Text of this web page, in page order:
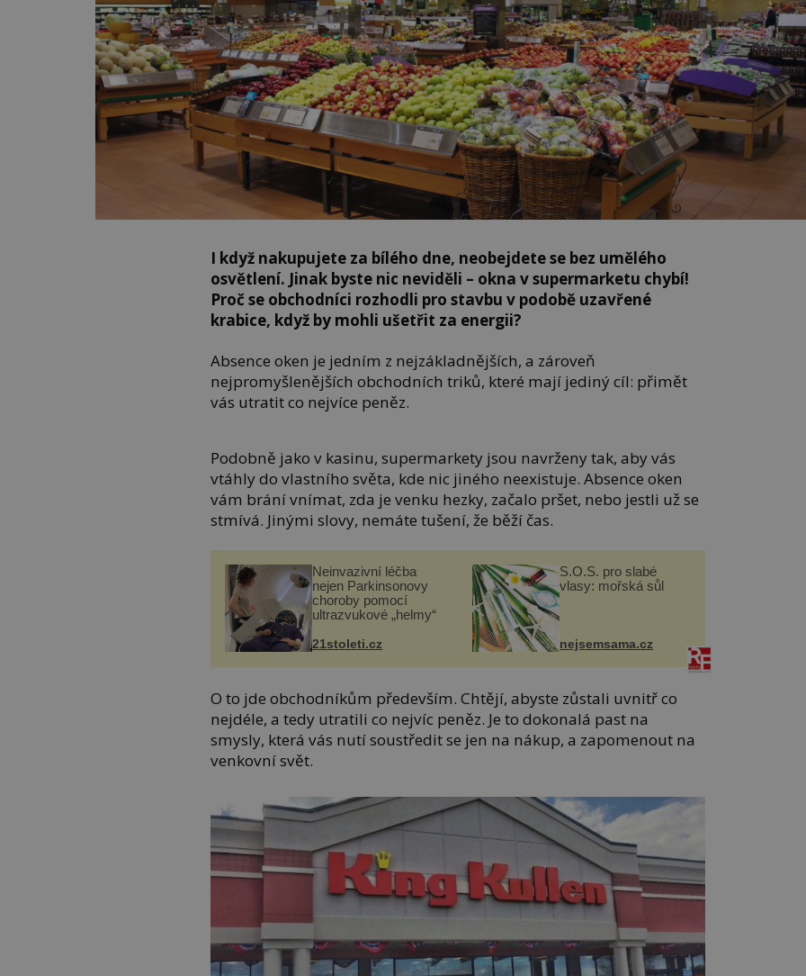
I když nakupujete za bílého dne, neobejdete se bez umělého
osvětlení. Jinak byste nic neviděli – okna v supermarketu chybí!
Proč se obchodníci rozhodli pro stavbu v podobě uzavřené
krabice, když by mohli ušetřit za energii?
Absence oken je jedním z nejzákladnějších, a zároveň
nejpromyšlenějších obchodních triků, které mají jediný cíl: přimět
vás utratit co nejvíce peněz.
Podobně jako v kasinu, supermarkety jsou navrženy tak, aby vás
vtáhly do vlastního světa, kde nic jiného neexistuje. Absence oken
vám brání vnímat, zda je venku hezky, začalo pršet, nebo jestli už se
stmívá. Jinými slovy, nemáte tušení, že běží čas.
Neinvazivní léčba
nejen Parkinsonovy
choroby pomocí
ultrazvukové „helmy“
21stoleti.cz
S.O.S. pro slabé
vlasy: mořská sůl
nejsemsama.cz
O to jde obchodníkům především. Chtějí, abyste zůstali uvnitř co
nejdéle, a tedy utratili co nejvíc peněz. Je to dokonalá past na
smysly, která vás nutí soustředit se jen na nákup, a zapomenout na
venkovní svět.